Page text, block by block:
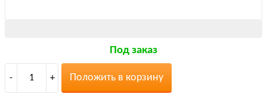
Под заказ
- 1 + Положить в корзину